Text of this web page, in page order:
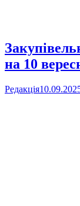
на 10
Редакція